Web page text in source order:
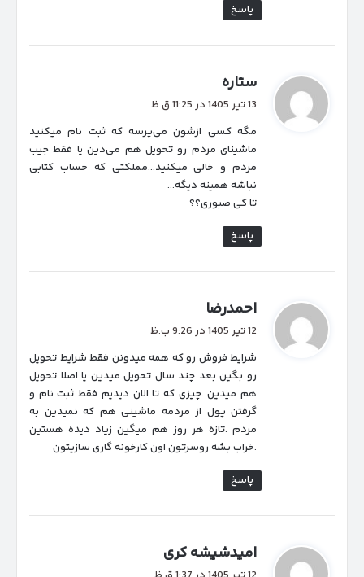
پاسخ
ستاره
ف
:
13 تیر 1405 در 11:25 ق.ظ
مگه کسی ازشون می‌پرسه که ثبت نام میکنید
ماشینای مردم رو تحویل هم می‌دین یا فقط جیب
مردم و خالی میکنید…مملکتی که حساب کتابی
نباشه همینه دیگه…
تا کی صبوری؟؟
پاسخ
احمدرضا
:
12 تیر 1405 در 9:26 ب.ظ
شرایط فروش رو که همه میدونن فقط شرایط تحویل
رو بگین بعد چند سال تحویل میدین یا اصلا تحویل
هم میدین .چیزی که تا الان دیدیم فقط ثبت نام و
گرفتن پول از مردمه ماشینی هم که نمیدین به
مردم .تازه هر روز هم میگین زیاد دیده هستین
.خراب بشه روسرتون اون کارخونه گاری سازیتون
پاسخ
امیدشیشه کری
ف